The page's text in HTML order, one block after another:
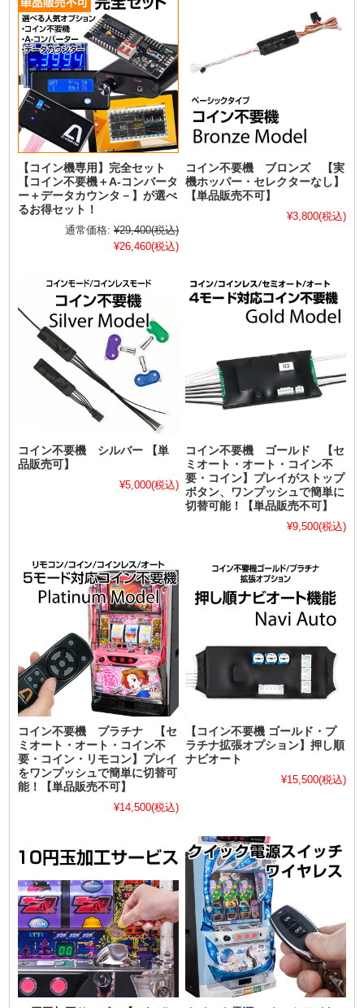
【コイン機専用】完全セット
【コイン不要機＋A-コンバータ
ー＋データカウンタ－】が選べ
るお得セット！
通常価格: ¥29,400(税込)
¥26,460(税込)
コイン不要機 ブロンズ 【実
機ホッパー・セレクターなし】
【単品販売不可】
¥3,800(税込)
コイン不要機 シルバー 【単
品販売可】
¥5,000(税込)
コイン不要機 ゴールド 【セ
ミオート・オート・コイン不
要・コイン】プレイがストップ
ボタン、ワンプッシュで簡単に
切替可能！【単品販売不可】
¥9,500(税込)
コイン不要機 プラチナ 【セ
ミオート・オート・コイン不
要・コイン・リモコン】プレイ
をワンプッシュで簡単に切替可
能！【単品販売不可】
¥14,500(税込)
【コイン不要機 ゴールド・プ
ラチナ拡張オプション】押し順
ナビオート
¥15,500(税込)